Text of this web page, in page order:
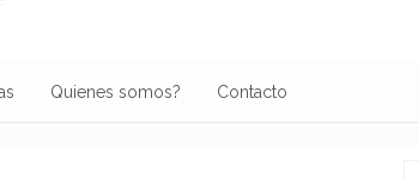
Quienes somos? Contacto